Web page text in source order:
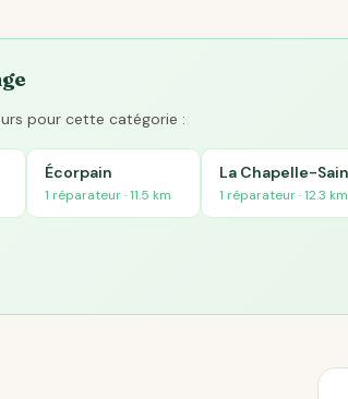
pour cette catégorie :
Écorpain
1 réparateur · 11.5 km
La Chapelle-
1 réparateur · 12.3 km